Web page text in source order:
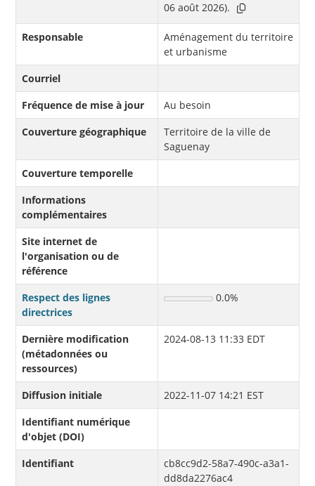
06 août 2026).
Responsable
Aménagement du territoire
et urbanisme
Courriel
Fréquence de mise à jour
Au besoin
Couverture géographique
Territoire de la ville de
Saguenay
Couverture temporelle
Informations
complémentaires
Site internet de
l'organisation ou de
référence
Respect des lignes
directrices
0.0%
Dernière modification
(métadonnées ou
ressources)
2024-08-13 11:33 EDT
Diffusion initiale
2022-11-07 14:21 EST
Identifiant numérique
d'objet (DOI)
Identifiant
cb8cc9d2-58a7-490c-a3a1-
dd8da2276ac4